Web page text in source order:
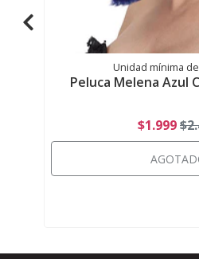
Unidad mínima
Peluca Melena Azul
$1.999